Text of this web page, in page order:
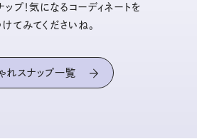
プ！気になるコーディネートを
てみてくださいね。
れスナップ一覧